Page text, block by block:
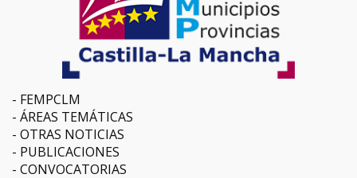
FEMPCLM
ÁREAS TEMÁTICAS
OTRAS NOTICIAS
PUBLICACIONES
CONVOCATORIAS